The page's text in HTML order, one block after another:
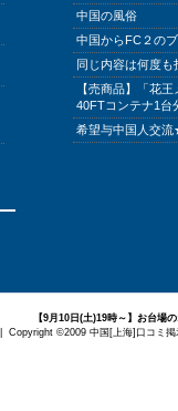
中国の風俗
中国からFC２の
同じ内容は何度
【売商品】「花
40FTコンテナ1台
希望与中国人交
【9月10日(土)19時～】お台場
| Copyright ©2009 中国[上海]口コミ掲